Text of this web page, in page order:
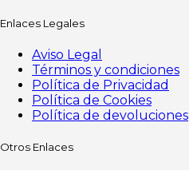
Enlaces Legales
Aviso Legal
Términos y condiciones
Política de Privacidad
Política de Cookies
Política de devoluciones
Otros Enlaces